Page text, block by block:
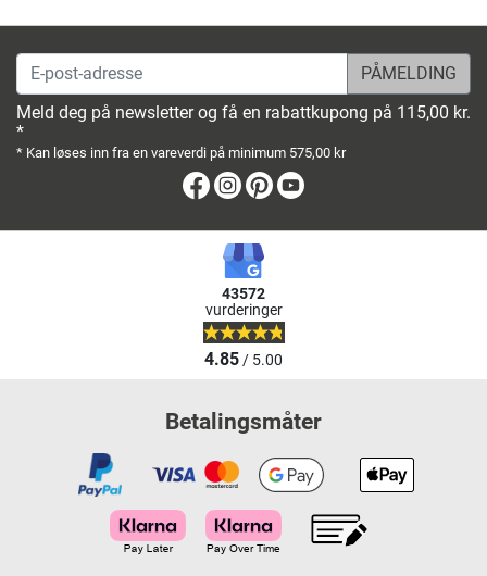
E-post-adresse
Meld deg på newsletter og få en rabattkupong på 115,00 kr.
*
* Kan løses inn fra en vareverdi på minimum 575,00 kr
Facebook
Instagram
Pinterest
43572
vurderinger
4.85/ 5.00
Betalingsmåter